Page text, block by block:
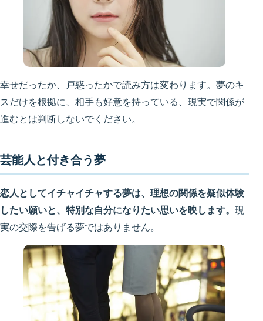
幸せだったか、戸惑ったかで読み方は変わります。夢のキ
スだけを根拠に、相手も好意を持っている、現実で関係が
進むとは判断しないでください。
芸能人と付き合う夢
恋人としてイチャイチャする夢は、理想の関係を疑似体験
したい願いと、特別な自分になりたい思いを映します。 現
実の交際を告げる夢ではありません。